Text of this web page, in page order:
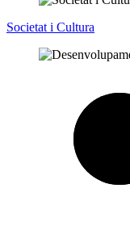
Societat i Cultura